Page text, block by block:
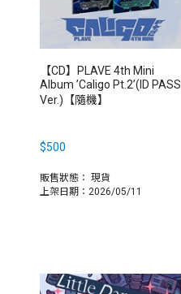
【CD】PLAVE 4th Mini
Album ’Caligo Pt.2’(ID PASS
Ver.)【隨機】
$500
販售狀態： 現貨
上架日期：2026/05/11